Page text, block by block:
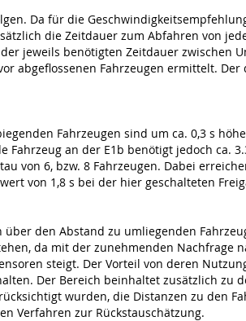
Da für die
die Zeitdauer zum Abfahren von
jeweils benötigten Zeitdauer zwischen
abgeflossenen Fahrzeugen ermittelt.
Fahrzeugen sind um ca. 0,3 s
an der E1b benötigt jedoch ca.
von 6, bzw. 8 Fahrzeugen. Dabei
von 1,8 s bei der hier geschalteten
den Abstand zu umliegenden
da mit der zunehmenden Nachfrage
steigt. Der Vorteil von deren
Der Bereich beinhaltet zusätzlich zu
wurden, die Distanzen zu den
Verfahren zur Rückstauschätzung.